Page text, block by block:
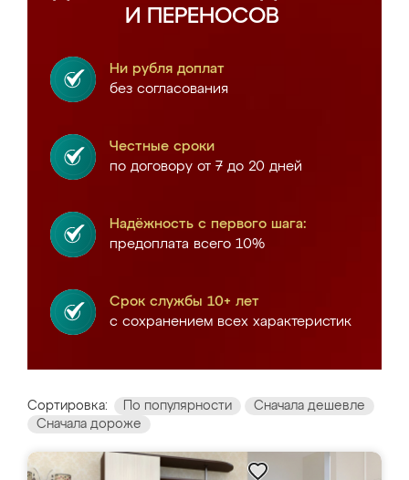
И ПЕРЕНОСОВ
Ни рубля доплат
без согласования
Честные сроки
по договору от 7 до 20 дней
Надёжность с первого шага:
предоплата всего 10%
Срок службы 10+ лет
с сохранением всех характеристик
Сортировка: По популярности
Сначала дешевле
Сначала дороже